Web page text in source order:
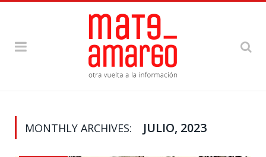
MONTHLY ARCHIVES: JULIO, 2023